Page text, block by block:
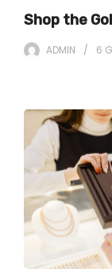
Shop the
ADMIN 6